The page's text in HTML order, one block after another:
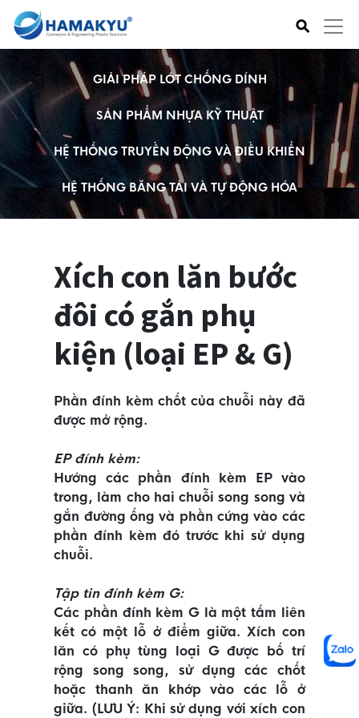
⚲
GIẢI PHÁP LÓT CHỐNG DÍNH
SẢN PHẨM NHỰA KỸ THUẬT
HỆ THỐNG TRUYỀN ĐỘNG VÀ ĐIỀU KHIỂN
HỆ THỐNG BĂNG TẢI VÀ TỰ ĐỘNG HÓA
Xích con lăn bước
đôi có gắn phụ
kiện (loại EP & G)
Phần đính kèm chốt của chuỗi này đã
được mở rộng.
EP đính kèm:
Hướng các phần đính kèm EP vào
trong, làm cho hai chuỗi song song và
gắn đường ống và phần cứng vào các
phần đính kèm đó trước khi sử dụng
chuỗi.
Tập tin đính kèm G:
Các phần đính kèm G là một tấm liên
kết có một lỗ ở điểm giữa. Xích con
lăn có phụ tùng loại G được bố trí
rộng song song, sử dụng các chốt
hoặc thanh ăn khớp vào các lỗ ở
giữa. (LƯU Ý: Khi sử dụng với xích con